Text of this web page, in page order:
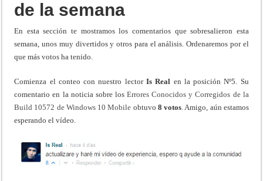
de la semana
En esta sección te mostramos los comentarios que sobresalieron esta
semana, unos muy divertidos y otros para el análisis. Ordenaremos por el
que más votos ha tenido.
Comienza el conteo con nuestro lector Is Real en la posición Nº5. Su
comentario en la noticia sobre losErrores Conocidos y Corregidos de la
Build 10572 de Windows 10 Mobile obtuvo 8 votos. Amigo, aún estamos
esperando el vídeo.